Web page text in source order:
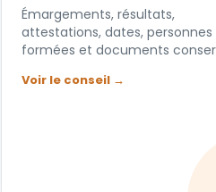
Émargements, résultats,
attestations, dates, personnes
formées et documents
Voir le conseil →